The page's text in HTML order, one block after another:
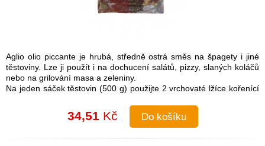
Aglio olio piccante je hrubá, středně ostrá směs na špagety i jiné
těstoviny. Lze ji použít i na dochucení salátů, pizzy, slaných koláčů
nebo na grilování masa a zeleniny.
Na jeden sáček těstovin (500 g) použijte 2 vrchovaté lžíce kořenící
Návod na přípravu: Do uvařených těstovin přimíchejte kořenící
směs a lžíci olivového oleje. Je možné také na pánvi olivový olej
rozehřát a koření na něm zlehka opražit, aby se rozvonělo a
následně přidat směs k těstovinám.
34,51Kč Do košíku